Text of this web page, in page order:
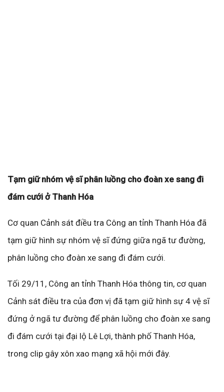
Tạm giữ nhóm vệ sĩ phân luồng cho đoàn xe sang đi
đám cưới ở Thanh Hóa
Cơ quan Cảnh sát điều tra Công an tỉnh Thanh Hóa đã
tạm giữ hình sự nhóm vệ sĩ đứng giữa ngã tư đường,
phân luồng cho đoàn xe sang đi đám cưới.
Tối 29/11, Công an tỉnh Thanh Hóa thông tin, cơ quan
Cảnh sát điều tra của đơn vị đã tạm giữ hình sự 4 vệ sĩ
đứng ở ngã tư đường để phân luồng cho đoàn xe sang
đi đám cưới tại đại lộ Lê Lợi, thành phố Thanh Hóa,
trong clip gây xôn xao mạng xã hội mới đây.